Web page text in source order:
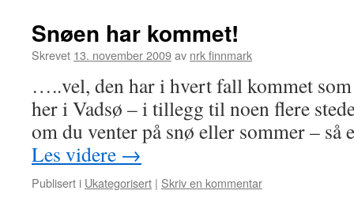
Snøen har kommet!
Skrevet 13. november 2009av nrk finnmark
…..vel, den har i hvert fall kommet
her i Vadsø – i tillegg til noen flere
om du venter på snø eller sommer –
Les videre →
Publisert i Ukategorisert | Skriv en kommentar